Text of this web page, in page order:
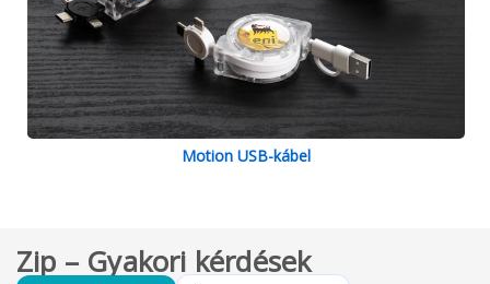
Motion USB-kábel
Zip – Gyakori kérdések